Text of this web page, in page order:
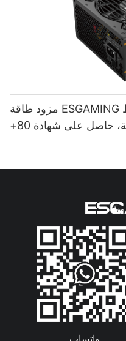
مزود طاقة ESGAMING عالي الجودة بقدرة 650 واط
وكفاءة 85%، وحدة كاملة، حاصل على شهادة 80+
واتساب